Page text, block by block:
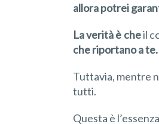
allora potrei
La verità è cheil
che riportanoa te.
Tuttavia, mentre
tutti.
Questa è